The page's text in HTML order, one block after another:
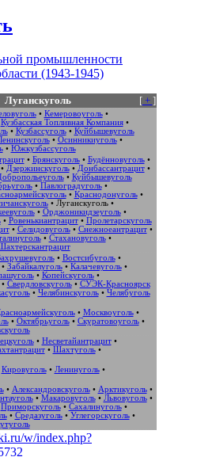
промышленности
(1943-1945)
[+ ]
Луганскуголь
• Кемеровоуголь•
Кузбасская Топливная Компания•
• Кузбассуголь• Куйбышевуголь
• Осинникиуголь•
• Южкузбассуголь
• Брянскуголь• Будённовуголь•
Дзержинскуголь• Донбассантрацит•
• Куйбышевуголь
• Павлоградуголь•
• Краснодонуголь•
• Луганскуголь•
• Орджоникидзеуголь•
• Ровенькиантрацит• Пролетарскуголь
• Селидовуголь• Снежноеантрацит•
• Стахановуголь•
• Востсибуголь•
Забайкалуголь• Калачевуголь•
• Копейскуголь•
Свердловскуголь• СУЭК-Красноярск
• Челябинскуголь• Челябуголь
• Москвоуголь•
• Октябрьуголь• Скуратовоуголь•
• Несветайантрацит•
• Шахтуголь•
Кировуголь• Ленинуголь•
• Александровскуголь• Арктикуголь•
• Макаровуголь• Львовуголь•
Приморскуголь• Сахалинуголь•
• Средазуголь• Углегорскуголь•
w/index.php?